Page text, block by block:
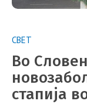
СВЕТ
Во
стапија